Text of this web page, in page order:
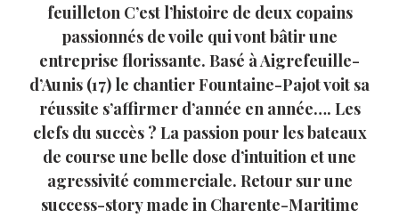
feuilleton C’est l’histoire de deux copains
passionnés de voile qui vont bâtir une
entreprise florissante. Basé à Aigrefeuille-
d’Aunis (17) le chantier Fountaine-Pajot voit sa
réussite s’affirmer d’année en année…. Les
clefs du succès ? La passion pour les bateaux
de course une belle dose d’intuition et une
agressivité commerciale. Retour sur une
success-story made in Charente-Maritime